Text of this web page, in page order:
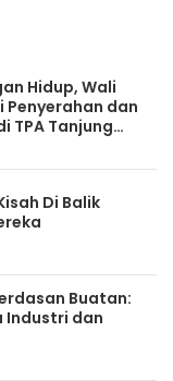
Hidup, Wali
Penyerahan dan
TPA Tanjung
Di Balik
Buatan:
Industri dan